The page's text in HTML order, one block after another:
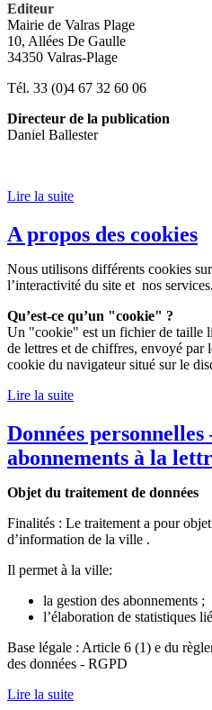
Editeur
Mairie de Valras Plage
10, Allées De Gaulle
34350 Valras-Plage
Tél. 33 (0)4 67 32 60 06
Directeur de la publication
Daniel Ballester
Lire la suite
A propos des cookies
Nous utilisons différents cookies
l’interactivité du site et nos services.
Qu’est-ce qu’un "cookie" ?
Un "cookie" est un fichier de taille
de lettres et de chiffres, envoyé par
cookie du navigateur situé sur le
Lire la suite
Données personnelles
abonnements à la
Objet du traitement de données
Finalités : Le traitement a pour
d’information de la ville .
Il permet à la ville:
la gestion des abonnements ;
l’élaboration de statistiques
Base légale : Article 6 (1) e du
des données - RGPD
Lire la suite